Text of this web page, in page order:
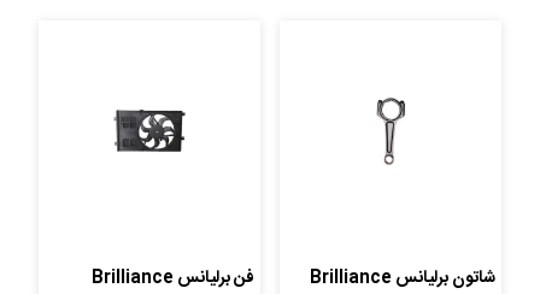
شاتون برلیانس Brilliance
فن برلیانس Brilliance